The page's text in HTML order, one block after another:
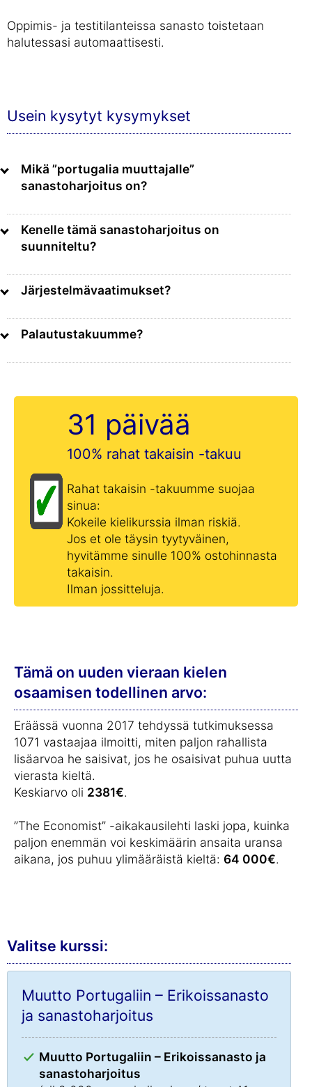
Oppimis- ja testitilanteissa sanasto toistetaan
halutessasi automaattisesti.
Usein kysytyt kysymykset
Mikä ”portugalia muuttajalle”
sanastoharjoitus on?
Kenelle tämä sanastoharjoitus on
suunniteltu?
Järjestelmävaatimukset?
Palautustakuumme?
31 päivää
100% rahat takaisin -takuu
Rahat takaisin -takuumme suojaa
sinua:
Kokeile kielikurssia ilman riskiä.
Jos et ole täysin tyytyväinen,
hyvitämme sinulle 100% ostohinnasta
takaisin.
Ilman jossitteluja.
Tämä on uuden vieraan kielen
osaamisen todellinen arvo:
Eräässä vuonna 2017 tehdyssä tutkimuksessa
1071 vastaajaa ilmoitti, miten paljon rahallista
lisäarvoa he saisivat, jos he osaisivat puhua uutta
vierasta kieltä.
Keskiarvo oli 2381€.
”The Economist” -aikakausilehti laski jopa, kuinka
paljon enemmän voi keskimäärin ansaita uransa
aikana, jos puhuu ylimääräistä kieltä: 64 000€.
Valitse kurssi:
Muutto Portugaliin – Erikoissanasto
ja sanastoharjoitus
Muutto Portugaliin – Erikoissanasto ja
sanastoharjoitus